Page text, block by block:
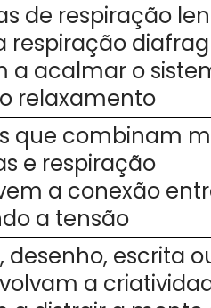
de respiração
respiração
a acalmar o
relaxamento
que combinam
e respiração
a conexão
a tensão
desenho, escrita
a